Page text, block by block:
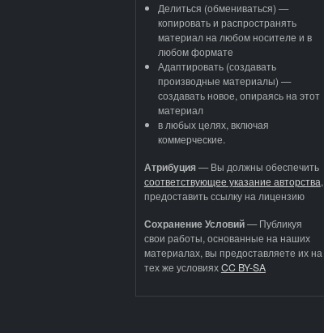
Делиться (обмениваться) —
копировать и распространять
материал на любом носителе и в
любом формате
Адаптировать (создавать
производные материалы) —
создавать новое, опираясь на этот
материал
в любых целях, включая
коммерческие.
Атрибуция—Вы должны обеспечить
соответствующее указание авторства,
предоставить ссылку на лицензию
Сохранение Условий— Публикуя
свои работы, основанные на наших
материалах, вы предоставляете их на
тех же условияхCC BY-SA